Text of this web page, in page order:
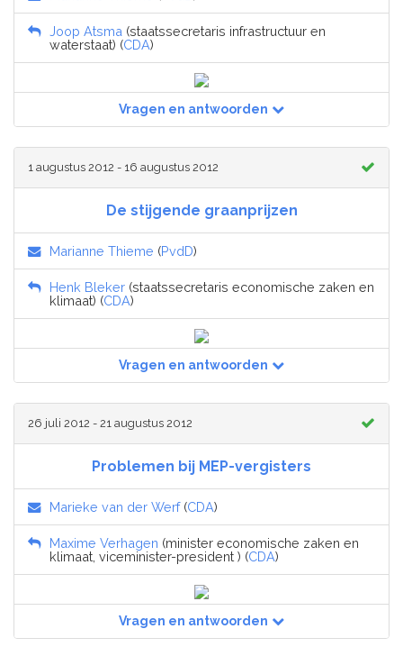
Joop Atsma (staatssecretaris infrastructuur en
waterstaat) (CDA)
Vragen en antwoorden
1 augustus 2012 - 16 augustus 2012
De stijgende graanprijzen
Marianne Thieme (PvdD)
Henk Bleker (staatssecretaris economische zaken en
klimaat) (CDA)
Vragen en antwoorden
26 juli 2012 - 21 augustus 2012
Problemen bij MEP-vergisters
Marieke van der Werf(CDA)
Maxime Verhagen (minister economische zaken en
klimaat, viceminister-president ) (CDA)
Vragen en antwoorden